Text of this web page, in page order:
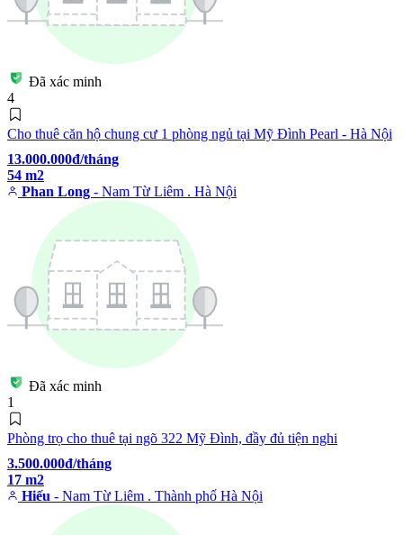
Đã xác minh
4
Cho thuê căn hộ chung cư 1 phòng ngủ tại Mỹ Đình Pearl - Hà Nội
13.000.000đ/tháng
54 m2
Phan Long - Nam Từ Liêm . Hà Nội
Đã xác minh
1
Phòng trọ cho thuê tại ngõ 322 Mỹ Đình, đầy đủ tiện nghi
3.500.000đ/tháng
17 m2
Hiếu - Nam Từ Liêm . Thành phố Hà Nội